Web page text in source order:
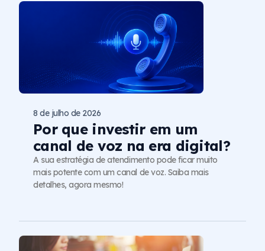
Por que investir em um
canal de voz na era digital?
8 de julho de 2026
A sua estratégia de atendimento pode ficar muito
mais potente com um canal de voz. Saiba mais
detalhes, agora mesmo!